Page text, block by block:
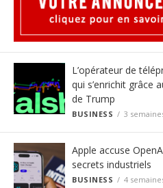
L’opérateur de
qui s’enrichit grâce
de Trump
BUSINESS 3
Apple accuse
secrets industriels
BUSINESS 4